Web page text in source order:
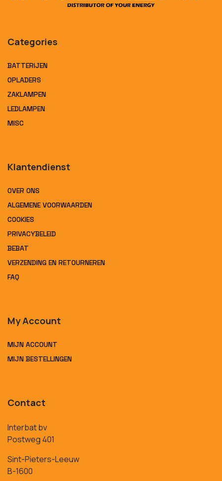
Categories
BATTERIJEN
OPLADERS
ZAKLAMPEN
LEDLAMPEN
MISC
Klantendienst
OVER ONS
ALGEMENE VOORWAARDEN
COOKIES
PRIVACYBELEID
BEBAT
VERZENDING EN RETOURNEREN
FAQ
My Account
MIJN ACCOUNT
MIJN BESTELLINGEN
Contact
Interbat bv
Postweg 401
Sint-Pieters-Leeuw
B-1600